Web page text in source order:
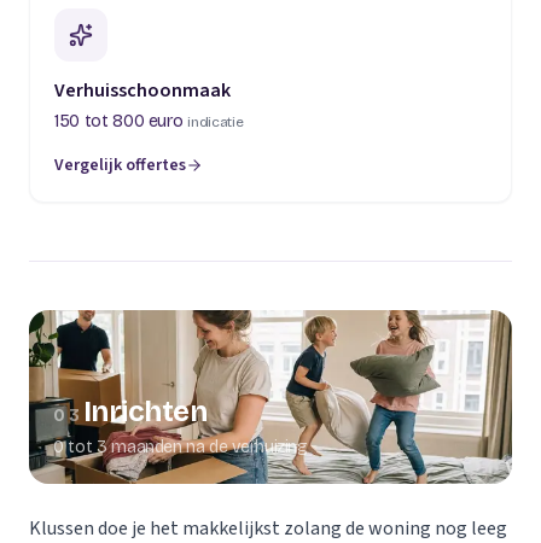
Verhuisschoonmaak
150 tot 800 euro indicatie
Vergelijk offertes
(opent in een nieuw tabblad)
03 Inrichten
0 tot 3 maanden na de verhuizing
Klussen doe je het makkelijkst zolang de woning nog leeg